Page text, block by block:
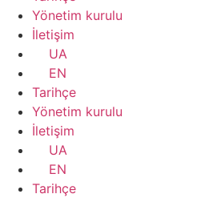
Yönetim kurulu
İletişim
UA
EN
Tarihçe
Yönetim kurulu
İletişim
UA
EN
Tarihçe